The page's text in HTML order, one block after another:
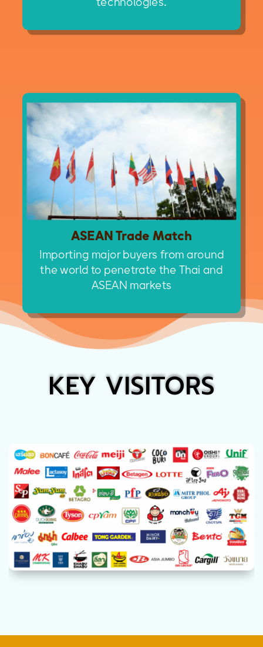
technologies.
ASEAN Trade Match
Importing major buyers from around
the world to penetrate the Thai and
ASEAN markets
KEY VISITORS